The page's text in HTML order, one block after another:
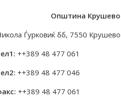
Општина Крушево
Ѓурковиќ бб, 7550 Крушево
++389 48 477 061
++389 48 477 046
++389 48 477 061